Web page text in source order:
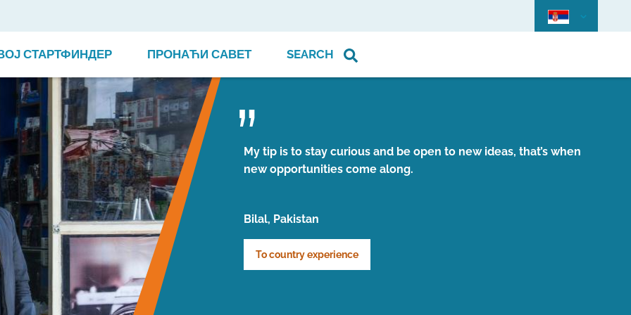
СТАРТФИНДЕР ПРОНАЋИ САВЕТ SEARCH
My tip is to stay curious and be open to new ideas, that’s when
new opportunities come along.
Bilal, Pakistan
To country experience